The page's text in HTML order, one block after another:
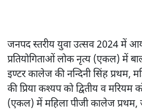
जनपद स्तरीय युवा उत्सव 2024 में
प्रतियोगिताओं लोक नृत्य (एकल) में
इण्टर कालेज की नन्दिनी सिंह प्रथम,
की प्रिया कश्यप को द्वितीय व मरियम
(एकल) में महिला पीजी कालेज प्रथम,